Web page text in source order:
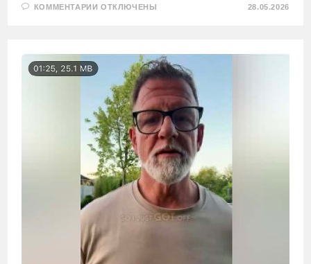
КОММЕНТАРИИ К
С
ГРУППИРОВКОЙ
«ЧЁРНЫХ
ТРАНСПЛАНТОЛОГОВ»,
СООБЩИЛИ
В
МИД
РФ
ОТКЛЮЧЕНЫ 28.05.2026